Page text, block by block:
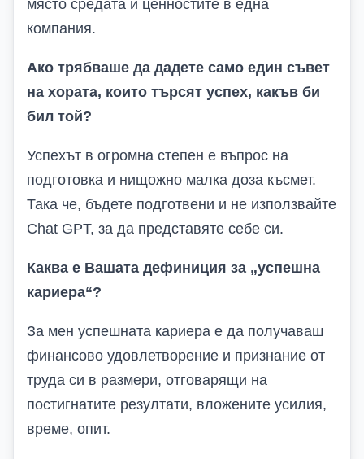
място средата и ценностите в една
компания.
Ако трябваше да дадете само един съвет
на хората, които търсят успех, какъв би
бил той?
Успехът в огромна степен е въпрос на
подготовка и нищожно малка доза късмет.
Така че, бъдете подготвени и не използвайте
Chat GPT, за да представяте себе си.
Каква е Вашата дефиниция за „успешна
кариера“?
За мен успешната кариера е да получаваш
финансово удовлетворение и признание от
труда си в размери, отговарящи на
постигнатите резултати, вложените усилия,
време, опит.